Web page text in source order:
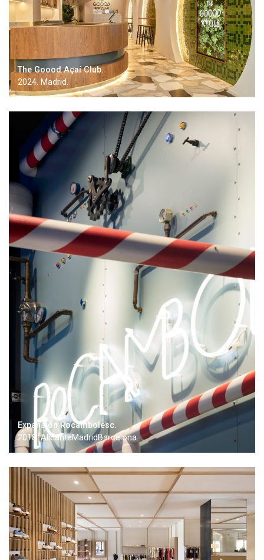
The Goood Açaí Club.
2024. Madrid.
Expansión Rocambolesc.
2018. AlicanteMadridBarcelona.